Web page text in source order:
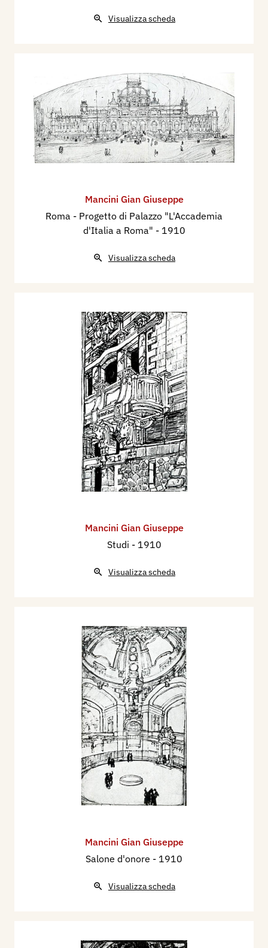
Visualizza scheda
Mancini Gian Giuseppe
Roma - Progetto di Palazzo "L'Accademia
d'Italia a Roma" - 1910
Visualizza scheda
Mancini Gian Giuseppe
Studi - 1910
Visualizza scheda
Mancini Gian Giuseppe
Salone d'onore - 1910
Visualizza scheda